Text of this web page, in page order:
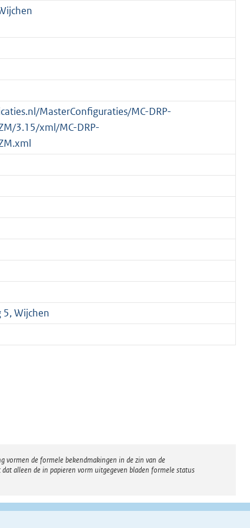
MasterConfiguraties/MC-DRP-
3.15/xml/MC-DRP-
5, Wijchen
vormen de formele bekendmakingen in de zin van de
alleen de in papieren vorm uitgegeven bladen formele status